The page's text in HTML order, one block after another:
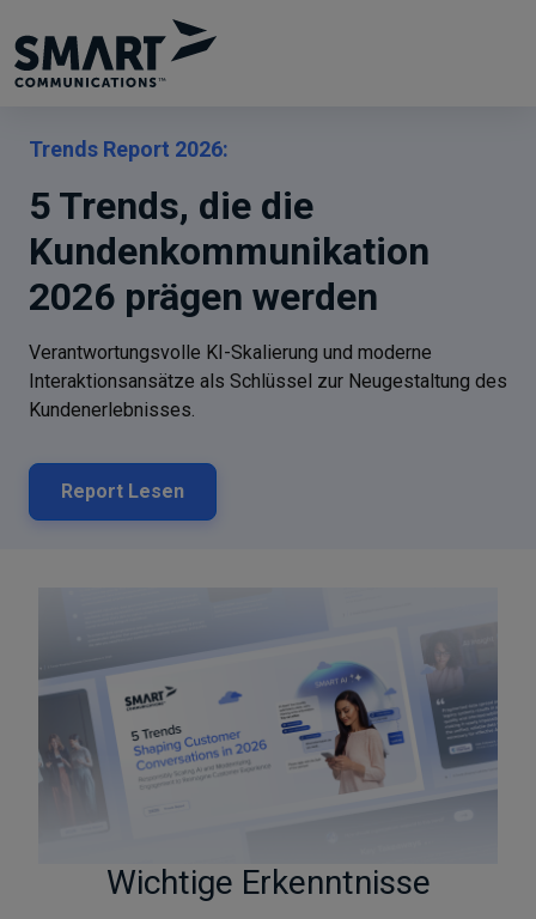
Trends Report 2026:
5 Trends, die die
Kundenkommunikation
2026 prägen werden
Verantwortungsvolle KI-Skalierung und moderne
Interaktionsansätze als Schlüssel zur Neugestaltung des
Kundenerlebnisses.
Report Lesen
Wichtige Erkenntnisse